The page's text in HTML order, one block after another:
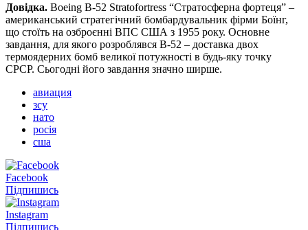
Довідка. Boeing B-52 Stratofortress “Стратосферна фортеця” –
американський стратегічний бомбардувальник фірми Боїнг,
що стоїть на озброєнні ВПС США з 1955 року. Основне
завдання, для якого розроблявся В-52 – доставка двох
термоядерних бомб великої потужності в будь-яку точку
СРСР. Сьогодні його завдання значно ширше.
авиация
зсу
нато
росія
сша
Facebook
Підпишись
Instagram
Підпишись